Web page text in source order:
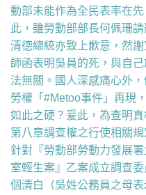
動部未能作為全民表率在
此，雖勞動部部長何佩珊
清德總統亦致上歉意，然
師函表明吳員的死，與自
法無關。國人深感痛心外
勞權「#Metoo事件」再現
如此之硬？爰此，為查明
第八章調查權之行使相關
針對『勞動部勞動力發展
室輕生案』乙案成立調查
個清白（吳姓公務員之母